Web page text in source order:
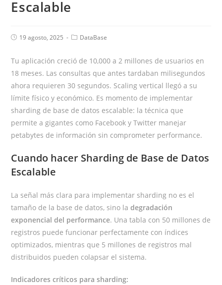
Escalable
19 agosto, 2025 DataBase
Tu aplicación creció de 10,000 a 2 millones de usuarios en
18 meses. Las consultas que antes tardaban milisegundos
ahora requieren 30 segundos. Scaling vertical llegó a su
límite físico y económico. Es momento de implementar
sharding de base de datos escalable: la técnica que
permite a gigantes como Facebook y Twitter manejar
petabytes de información sin comprometer performance.
Cuando hacer Sharding de Base de Datos
Escalable
La señal más clara para implementar sharding no es el
tamaño de la base de datos, sino ladegradación
exponencial del performance. Una tabla con 50 millones de
registros puede funcionar perfectamente con índices
optimizados, mientras que 5 millones de registros mal
distribuidos pueden colapsar el sistema.
Indicadores críticos para sharding: